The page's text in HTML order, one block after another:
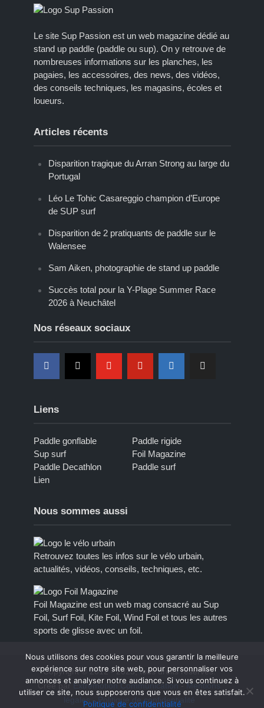
Le site Sup Passion est un web magazine dédié au
stand up paddle (paddle ou sup). On y retrouve de
nombreuses informations sur les planches, les
pagaies, les accessoires, des news, des vidéos,
des conseils techniques, les magasins, écoles et
loueurs.
Articles récents
Disparition tragique du Arran Strong au large du
Portugal
Léo Le Tohic Casareggio champion d’Europe
de SUP surf
Disparition de 2 pratiquants de paddle sur le
Walensee
Sam Aiken, photographie de stand up paddle
Succès total pour la Y-Plage Summer Race
2026 à Neuchâtel
Nos réseaux sociaux
Liens
Paddle gonflable
Paddle rigide
Sup surf
Foil Magazine
Paddle Decathlon
Paddle surf
Lien
Nous sommes aussi
Retrouvez toutes les infos sur le vélo urbain,
actualités, vidéos, conseils, techniques, etc.
Foil Magazine est un web mag consacré au Sup
Foil, Surf Foil, Kite Foil, Wind Foil et tous les autres
sports de glisse avec un foil.
Copyright © 2012 - 2023, tous droits réservés.
Créé par Extremotion Communication-Mentions
légales
-Politique de confidentialité
Nous utilisons des cookies pour vous garantir la meilleure
expérience sur notre site web, pour personnaliser vos
annonces et analyser notre audiance. Si vous continuez à
utiliser ce site, nous supposerons que vous en êtes satisfait.
Politique de confidentialité